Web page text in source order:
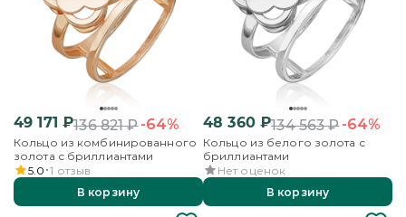
49 171 ₽136 821₽-64%
Кольцо из комбинированного
золота с бриллиантами
5.0 1 отзыв
В корзину
48 360₽134 563₽-64%
Кольцо из белого золота с
бриллиантами
Нет оценок
В корзину